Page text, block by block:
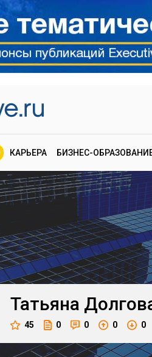
КАРЬЕРА БИЗНЕС-
Татьяна
45 0 0 0 0